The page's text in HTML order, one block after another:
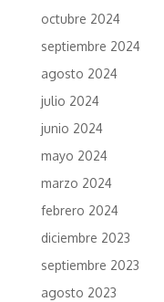
octubre 2024
septiembre 2024
agosto 2024
julio 2024
junio 2024
mayo 2024
marzo 2024
febrero 2024
diciembre 2023
septiembre 2023
agosto 2023